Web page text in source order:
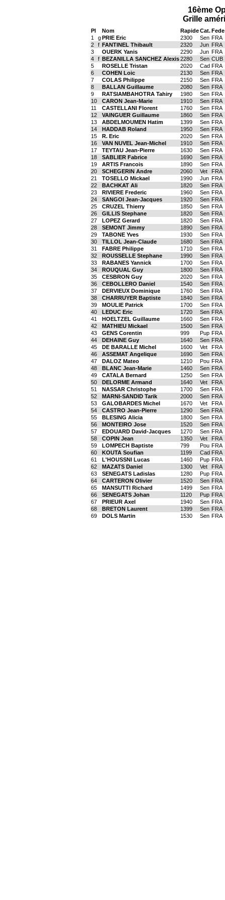
16ème
Grille
Pl Nom RapideCat.Fede
1
gPRIE Eric 2300 Sen FRA
2
f FANTINEL Thibault 2320 Jun FRA
3
OUERK Yanis 2290 Jun FRA
4
f BEZANILLA SANCHEZ Alexis2280 Sen CUB
5
ROSELLE Tristan 2020 Cad FRA
6
COHEN Loic 2130 Sen FRA
7
COLAS Philippe 2150 Sen FRA
8
BALLAN Guillaume 2080 Sen FRA
9
RATSIAMBAHOTRA Tahiry 1980 Sen FRA
10
CARON Jean-Marie 1910 Sen FRA
11
CASTELLANI Florent 1760 Sen FRA
12
VAINGUER Guillaume 1860 Sen FRA
13
ABDELMOUMEN Hatim 1399 Sen FRA
14
HADDAB Roland 1950 Sen FRA
15
R. Eric 2020 Sen FRA
16
VAN NUVEL Jean-Michel 1910 Sen FRA
17
TEYTAU Jean-Pierre 1630 Sen FRA
18
SABLIER Fabrice 1690 Sen FRA
19
ARTIS Francois 1890 Sen FRA
20
SCHEGERIN Andre 2060 Vet
FRA
21
TOSELLO Mickael 1990 Jun FRA
22
BACHKAT Ali 1820 Sen FRA
23
RIVIERE Frederic 1960 Sen FRA
24
SANGOI Jean-Jacques 1920 Sen FRA
25
CRUZEL Thierry 1850 Sen FRA
26
GILLIS Stephane 1820 Sen FRA
27
LOPEZ Gerard 1820 Sen FRA
28
SEMONT Jimmy 1890 Sen FRA
29
TABONE Yves 1930 Sen FRA
30
TILLOL Jean-Claude 1680 Sen FRA
31
FABRE Philippe 1710 Sen FRA
32
ROUSSELLE Stephane 1990 Sen FRA
33
RABANES Yannick 1700 Sen FRA
34
ROUQUAL Guy 1800 Sen FRA
35
CESBRON Guy 2020 Sen FRA
36
CEBOLLERO Daniel 1540 Sen FRA
37
DERVIEUX Dominique 1760 Sen FRA
38
CHARRUYER Baptiste 1840 Sen FRA
39
MOULIE Patrick 1700 Sen FRA
40
LEDUC Eric 1720 Sen FRA
41
HOELTZEL Guillaume 1660 Sen FRA
42
MATHIEU Mickael 1500 Sen FRA
43
GENS Corentin 999 Pup FRA
44
DEHAINE Guy 1640 Sen FRA
45
DE BARALLE Michel 1600 Vet
FRA
46
ASSEMAT Angelique 1690 Sen FRA
47
DALOZ Mateo 1210 Pou FRA
48
BLANC Jean-Marie 1460 Sen FRA
49
CATALA Bernard 1250 Sen FRA
50
DELORME Armand 1640 Vet
FRA
51
NASSAR Christophe 1700 Sen FRA
52
MARNI-SANDID Tarik 2000 Sen FRA
53
GALOBARDES Michel 1670 Vet
FRA
54
CASTRO Jean-Pierre 1290 Sen FRA
55
BLESING Alicia 1800 Sen FRA
56
MONTEIRO Jose 1520 Sen FRA
57
EDOUARD David-Jacques 1270 Sen FRA
58
COPIN Jean 1350 Vet
FRA
59
LOMPECH Baptiste 799 Pou FRA
60
KOUTA Soufian 1199 Cad FRA
61
L'HOUSSNI Lucas 1460 Pup FRA
62
MAZATS Daniel 1300 Vet
FRA
63
SENEGATS Ladislas 1280 Pup FRA
64
CARTERON Olivier 1520 Sen FRA
65
MANSUTTI Richard 1499 Sen FRA
66
SENEGATS Johan 1120 Pup FRA
67
PRIEUR Axel 1940 Sen FRA
68
BRETON Laurent 1399 Sen FRA
69
DOLS Martin 1530 Sen FRA